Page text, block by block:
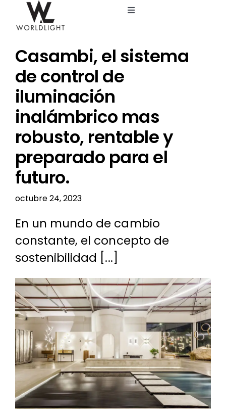
contenido
Toggle
Servicios
Catálogo
Blog
Nosotros
Casambi, el sistema
de control de
iluminación
inalámbrico mas
robusto, rentable y
preparado para el
futuro.
octubre 24, 2023
En un mundo de cambio
constante, el concepto de
sostenibilidad [...]
Ver
imagen
más
grande